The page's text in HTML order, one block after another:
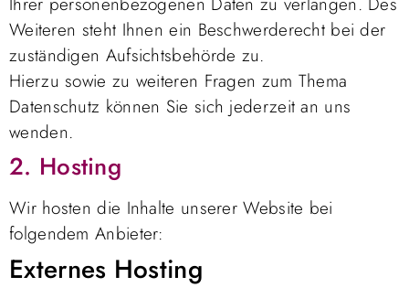
Weiteren steht Ihnen ein Beschwerderecht bei der
zuständigen Aufsichtsbehörde zu.
Hierzu sowie zu weiteren Fragen zum Thema
Datenschutz können Sie sich jederzeit an uns
wenden.
2. Hosting
Wir hosten die Inhalte unserer Website bei
folgendem Anbieter:
Externes Hosting